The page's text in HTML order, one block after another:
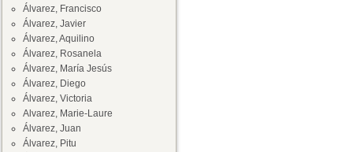
Álvarez, Francisco
Álvarez, Javier
Álvarez, Aquilino
Álvarez, Rosanela
Álvarez, María Jesús
Álvarez, Diego
Álvarez, Victoria
Alvarez, Marie-Laure
Álvarez, Juan
Álvarez, Pitu